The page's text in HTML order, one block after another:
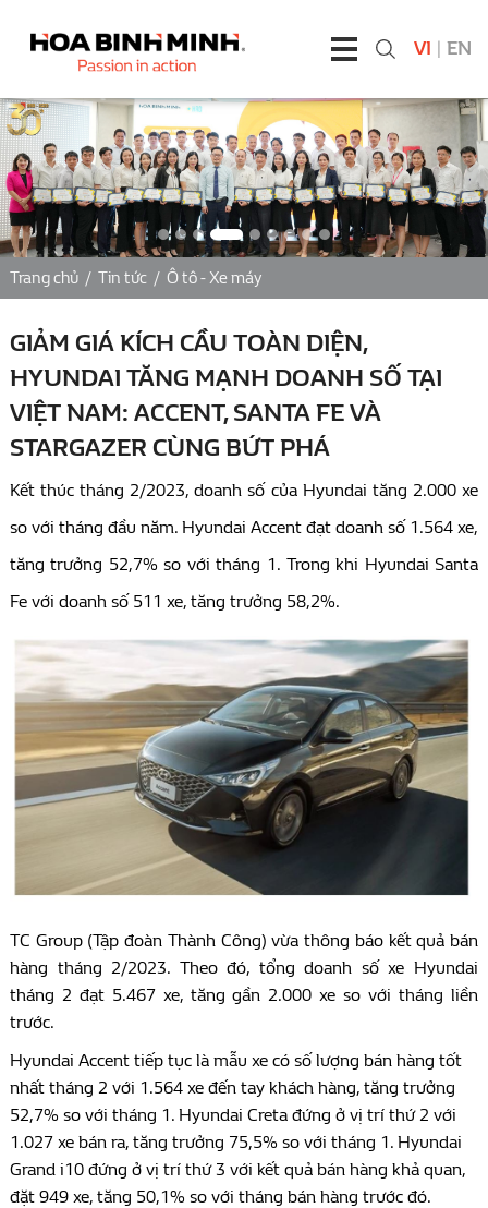
VI | EN
Trang chủ/ Tin tức/ Ô tô - Xe máy
GIẢM GIÁ KÍCH CẦU TOÀN DIỆN,
HYUNDAI TĂNG MẠNH DOANH SỐ TẠI
VIỆT NAM: ACCENT, SANTA FE VÀ
STARGAZER CÙNG BỨT PHÁ
Kết thúc tháng 2/2023, doanh số của Hyundai tăng 2.000 xe
so với tháng đầu năm. Hyundai Accent đạt doanh số 1.564 xe,
tăng trưởng 52,7% so với tháng 1. Trong khi Hyundai Santa
Fe với doanh số 511 xe, tăng trưởng 58,2%.
TC Group (Tập đoàn Thành Công) vừa thông báo kết quả bán
hàng tháng 2/2023. Theo đó, tổng doanh số xe Hyundai
tháng 2 đạt 5.467 xe, tăng gần 2.000 xe so với tháng liền
trước.
Hyundai Accent tiếp tục là mẫu xe có số lượng bán hàng tốt
nhất tháng 2 với 1.564 xe đến tay khách hàng, tăng trưởng
52,7% so với tháng 1. Hyundai Creta đứng ở vị trí thứ 2 với
1.027 xe bán ra, tăng trưởng 75,5% so với tháng 1. Hyundai
Grand i10 đứng ở vị trí thứ 3 với kết quả bán hàng khả quan,
đặt 949 xe, tăng 50,1% so với tháng bán hàng trước đó.